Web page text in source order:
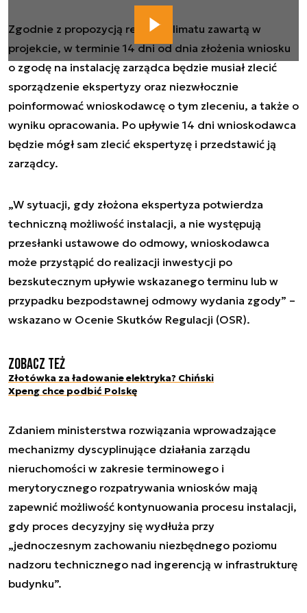
Zgodnie z propozycją resortu klimatu zawartą w
projekcie, w terminie 14 dni od dnia złożenia wniosku
o zgodę na instalację zarządca będzie musiał zlecić
sporządzenie ekspertyzy oraz niezwłocznie
poinformować wnioskodawcę o tym zleceniu, a także o
wyniku opracowania. Po upływie 14 dni wnioskodawca
będzie mógł sam zlecić ekspertyzę i przedstawić ją
zarządcy.
„W sytuacji, gdy złożona ekspertyza potwierdza
techniczną możliwość instalacji, a nie występują
przesłanki ustawowe do odmowy, wnioskodawca
może przystąpić do realizacji inwestycji po
bezskutecznym upływie wskazanego terminu lub w
przypadku bezpodstawnej odmowy wydania zgody” –
wskazano w Ocenie Skutków Regulacji (OSR).
Zobacz też
Złotówka za ładowanie elektryka? Chiński
Xpeng chce podbić Polskę
Zdaniem ministerstwa rozwiązania wprowadzające
mechanizmy dyscyplinujące działania zarządu
nieruchomości w zakresie terminowego i
merytorycznego rozpatrywania wniosków mają
zapewnić możliwość kontynuowania procesu instalacji,
gdy proces decyzyjny się wydłuża przy
„jednoczesnym zachowaniu niezbędnego poziomu
nadzoru technicznego nad ingerencją w infrastrukturę
budynku”.